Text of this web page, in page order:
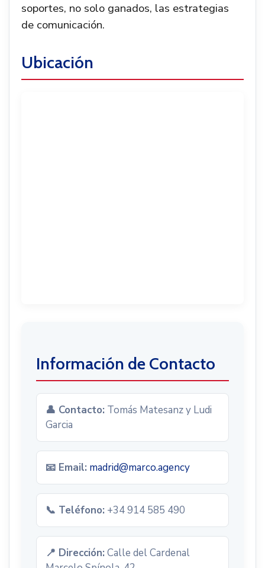
soportes, no solo ganados, las estrategias
de comunicación.
Ubicación
Información de Contacto
👤 Contacto: Tomás Matesanz y Ludi
Garcia
📧 Email: madrid@marco.agency
📞 Teléfono: +34 914 585 490
📍 Dirección: Calle del Cardenal